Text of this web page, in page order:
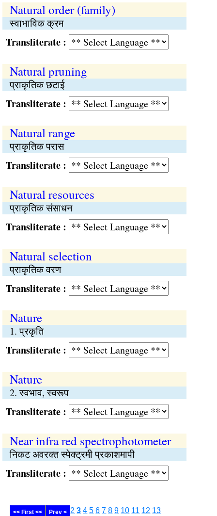
Natural order (family)
स्वाभाविक क्रम
:
Natural pruning
प्राकृतिक छटाई
:
Natural range
प्राकृतिक परास
:
Natural resources
प्राकृतिक संसाधन
:
Natural selection
प्राकृतिक वरण
:
Nature
1. प्रकृति
:
Nature
2. स्वभाव, स्वरूप
:
Near infra red spectrophotometer
निकट अवरक्त स्पेक्ट्रमी प्रकाशमापी
:
<< First << Prev < 2 3 4 5 6 7 8 9 10 11 12 13